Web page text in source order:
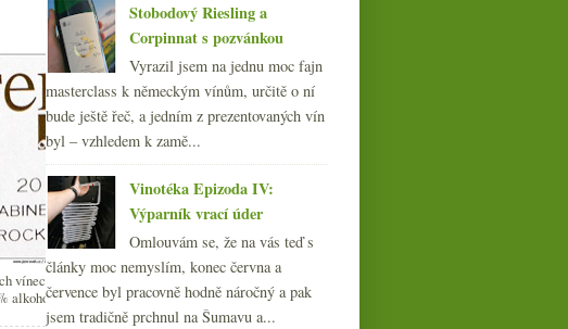
vínech nad
alkoholu
Datum na vinětě s lahví
Ruinartu
Stobodový Riesling a
Corpinnat s pozvánkou
Vyrazil jsem na jednu moc fajn
masterclass k německým vínům, určitě o ní
bude ještě řeč, a jedním z prezentovaných vín
byl – vzhledem k zamě...
Vinotéka Epizoda IV:
Výparník vrací úder
Omlouvám se, že na vás teď s
články moc nemyslím, konec června a
července byl pracovně hodně náročný a pak
jsem tradičně prchnul na Šumavu a...